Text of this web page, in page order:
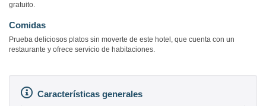
gratuito.
Comidas
Prueba deliciosos platos sin moverte de este hotel, que cuenta con un
restaurante y ofrece servicio de habitaciones.
Características generales